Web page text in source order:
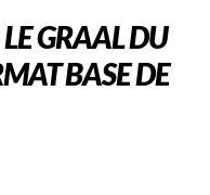
GRAAL DU
BASE DE